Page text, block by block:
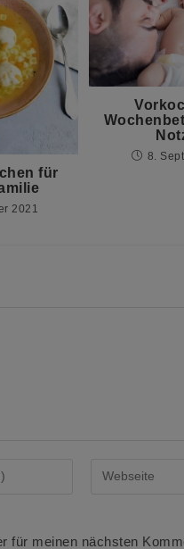
für
2021
8.
ein
für meinen nächsten